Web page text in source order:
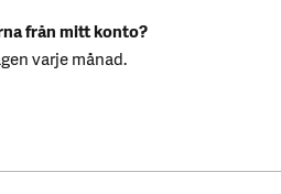
från mitt konto?
varje månad.